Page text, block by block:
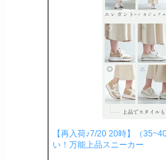
【再入荷♪7/20 20時】（
い！万能上品スニーカー